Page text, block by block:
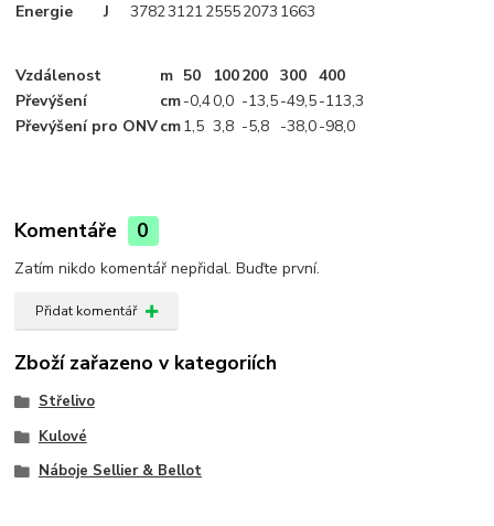
Energie
J 37823121 25552073 1663
Vzdálenost m 50 100200 300 400
Převýšení
cm-0,40,0 -13,5-49,5-113,3
Převýšení pro ONVcm1,5 3,8 -5,8 -38,0-98,0
Komentáře 0
Zatím nikdo komentář nepřidal. Buďte první.
Přidat komentář
Zboží zařazeno v kategoriích
Střelivo
Kulové
Náboje Sellier & Bellot